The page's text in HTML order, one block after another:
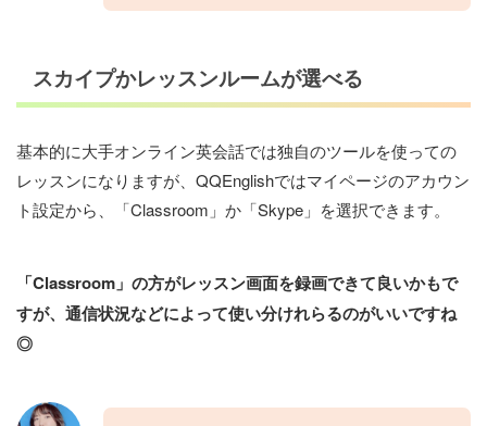
スカイプかレッスンルームが選べる
基本的に大手オンライン英会話では独自のツールを使っての
レッスンになりますが、QQEnglishではマイページのアカウン
ト設定から、「Classroom」か「Skype」を選択できます。
「Classroom」の方がレッスン画面を録画できて良いかもで
すが、 通信状況などによって使い分けれらるのがいいですね
◎